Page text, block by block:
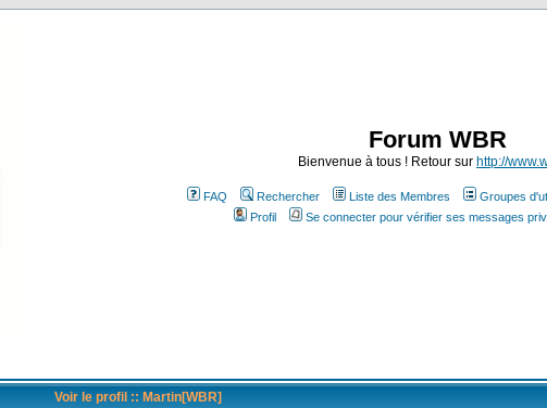
Forum WBR
Bienvenue à tous ! Retour sur http://
FAQ Rechercher Liste des Membres Groupes
Profil
Se connecter pour vérifier ses messages
Voir le profil :: Martin[WBR]